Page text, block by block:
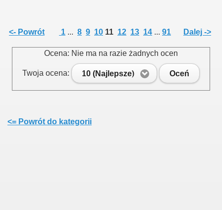
<- Powrót 1 ... 8 9 10 11 12 13 14 ... 91 Dalej ->
Ocena: Nie ma na razie żadnych ocen
Twoja ocena: 10 (Najlepsze) Oceń
<= Powrót do kategorii